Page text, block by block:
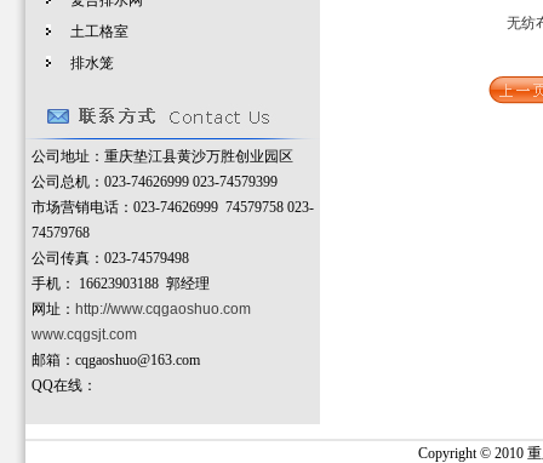
土工格室
排水笼
公司地址：重庆垫江县黄沙万胜创业园区
公司总机：023-74626999 023-74579399
市场营销电话：023-74626999 74579758 023-
74579768
公司传真：023-74579498
手机： 16623903188 郭经理
网址： http://www.cqgaoshuo.com
www.cqgsjt.com
邮箱：cqgaoshuo@163.com
QQ在线：
无纺
Copyright © 2010